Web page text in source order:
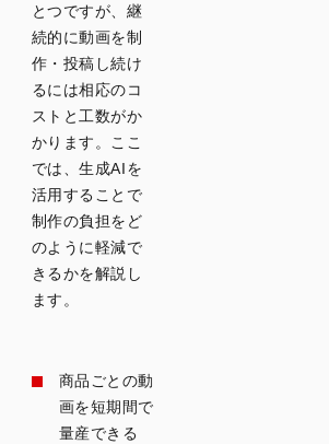
とつですが、継
続的に動画を制
作・投稿し続け
るには相応のコ
ストと工数がか
かります。ここ
では、生成AIを
活用することで
制作の負担をど
のように軽減で
きるかを解説し
ます。
商品ごとの動
画を短期間で
量産できる